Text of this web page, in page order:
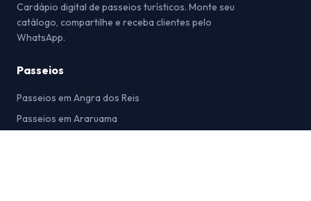
Cardápio digital de passeios turísticos. Monte seu
catálogo, compartilhe e receba clientes pelo
WhatsApp.
Passeios
Passeios em Angra dos Reis
Passeios em Araruama